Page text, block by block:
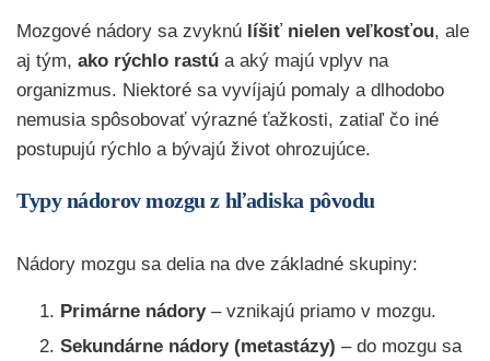
Mozgové nádory sa zvyknú líšiť nielen veľkosťou, ale
aj tým, ako rýchlo rastú a aký majú vplyv na
organizmus. Niektoré sa vyvíjajú pomaly a dlhodobo
nemusia spôsobovať výrazné ťažkosti, zatiaľ čo iné
postupujú rýchlo a bývajú život ohrozujúce.
Typy nádorov mozgu z hľadiska pôvodu
Nádory mozgu sa delia na dve základné skupiny:
Primárne nádory– vznikajú priamo v mozgu.
Sekundárne nádory (metastázy) – do mozgu sa